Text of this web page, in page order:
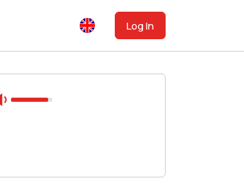
Log In